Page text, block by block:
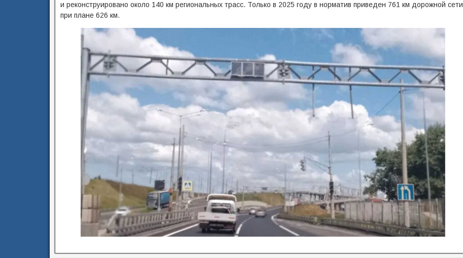
и реконструировано около 140 км региональных трасс. Только в 2025 году в норматив приведен 761 км дорожной сети
при плане 626 км.